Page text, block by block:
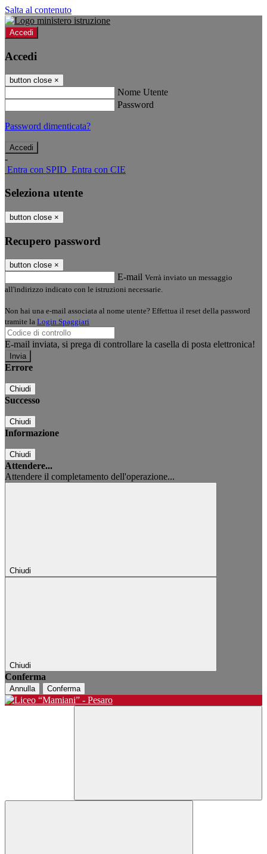
Salta al contenuto
Accedi
Accedi
button close ×
Nome Utente
Password
Password dimenticata?
-
Entra con SPID Entra con CIE
Seleziona utente
button close ×
Recupero password
button close ×
E-mail Verrà inviato un messaggio
all'indirizzo indicato con le istruzioni necessarie.
Non hai una e-mail associata al nome utente? Effettua il reset della password
tramite la Login Spaggiari
E-mail inviata, si prega di controllare la casella di posta elettronica!
Errore
Chiudi
Successo
Chiudi
Informazione
Chiudi
Attendere...
Attendere il completamento dell'operazione...
Chiudi
Chiudi
Conferma
Annulla Conferma